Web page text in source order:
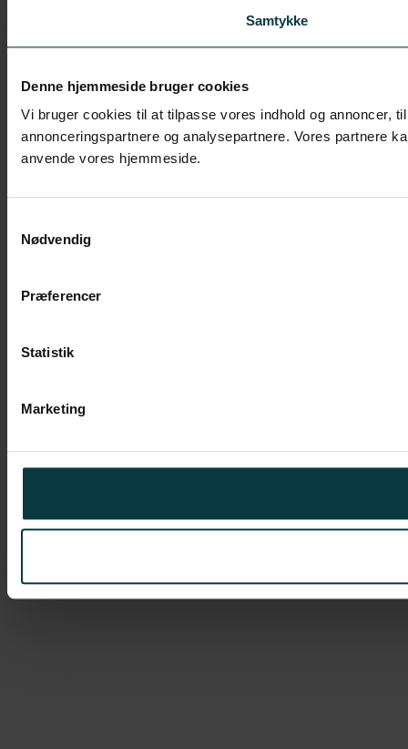
Samtykke
Denne hjemmeside bruger cookies
Vi bruger cookies til at tilpasse vores indhold og annoncer,
annonceringspartnere og analysepartnere. Vores partnere
anvende vores hjemmeside.
Nødvendig
Præferencer
Statistik
Marketing